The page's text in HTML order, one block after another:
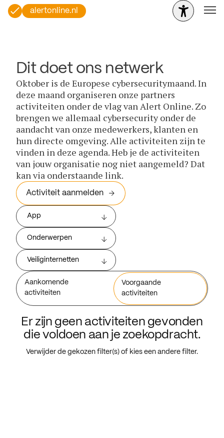
alertonline.nl
Dit doet ons netwerk
Oktober is de Europese cybersecuritymaand. In
deze maand organiseren onze partners
activiteiten onder de vlag van Alert Online. Zo
brengen we allemaal cybersecurity onder de
aandacht van onze medewerkers, klanten en
hun directe omgeving. Alle activiteiten zijn te
vinden in deze agenda. Heb je de activiteiten
van jouw organisatie nog niet aangemeld? Dat
kan via onderstaande link.
Activiteit aanmelden
App
Onderwerpen
Veiliginternetten
Aankomende
activiteiten
Voorgaande
activiteiten
Er zijn geen activiteiten gevonden
die voldoen aan je zoekopdracht.
Verwijder de gekozen filter(s) of kies een andere filter.